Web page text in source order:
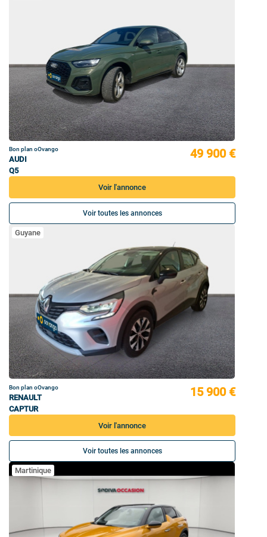
Bon plan oOvango
AUDI
Q5
49 900 €
Voir l'annonce
Voir toutes les annonces
Guyane
Bon plan oOvango
RENAULT
CAPTUR
15 900 €
Voir l'annonce
Voir toutes les annonces
Martinique